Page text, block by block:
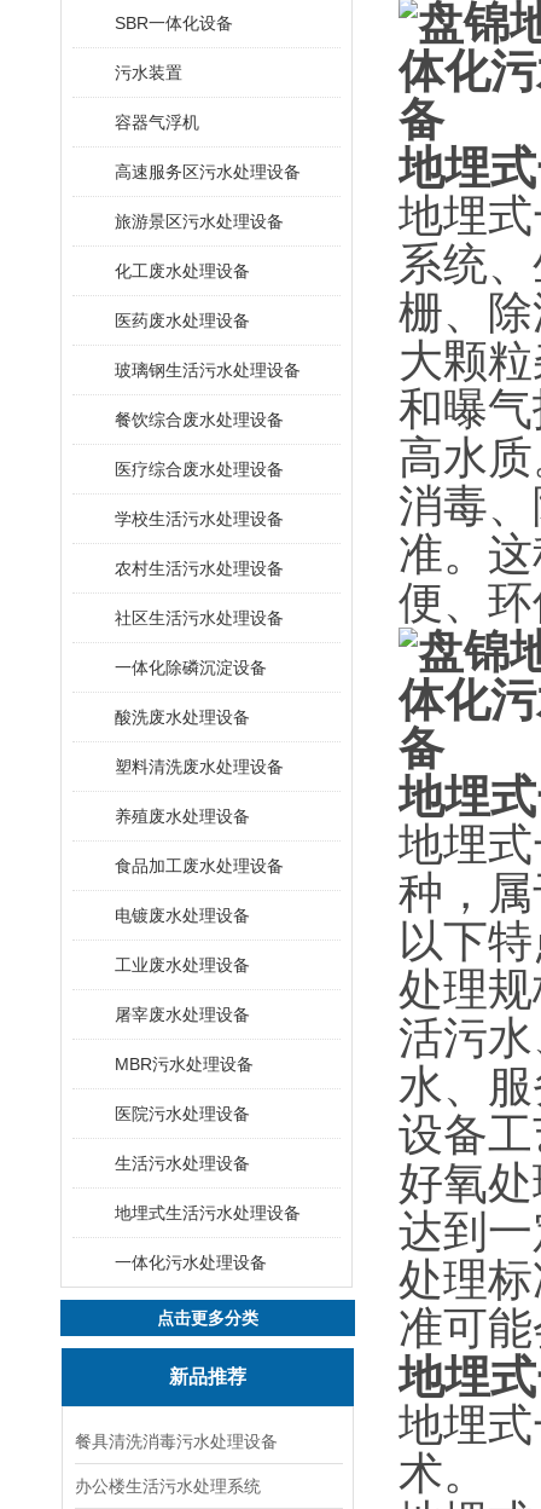
SBR一体化设备
污水装置
容器气浮机
高速服务区污水处理设备
旅游景区污水处理设备
化工废水处理设备
医药废水处理设备
玻璃钢生活污水处理设备
餐饮综合废水处理设备
医疗综合废水处理设备
学校生活污水处理设备
农村生活污水处理设备
社区生活污水处理设备
一体化除磷沉淀设备
酸洗废水处理设备
塑料清洗废水处理设备
养殖废水处理设备
食品加工废水处理设备
电镀废水处理设备
工业废水处理设备
屠宰废水处理设备
MBR污水处理设备
医院污水处理设备
生活污水处理设备
地埋式生活污水处理设备
一体化污水处理设备
点击更多分类
新品推荐
餐具清洗消毒污水处理设备
办公楼生活污水处理系统
地埋
地埋
系统
栅、
大颗
和曝
高水
消毒
准。
便、
地埋
地埋
种，
以下
处理
活污
水、
设备
好氧
达到
处理
准可
地埋
地埋
术。‌